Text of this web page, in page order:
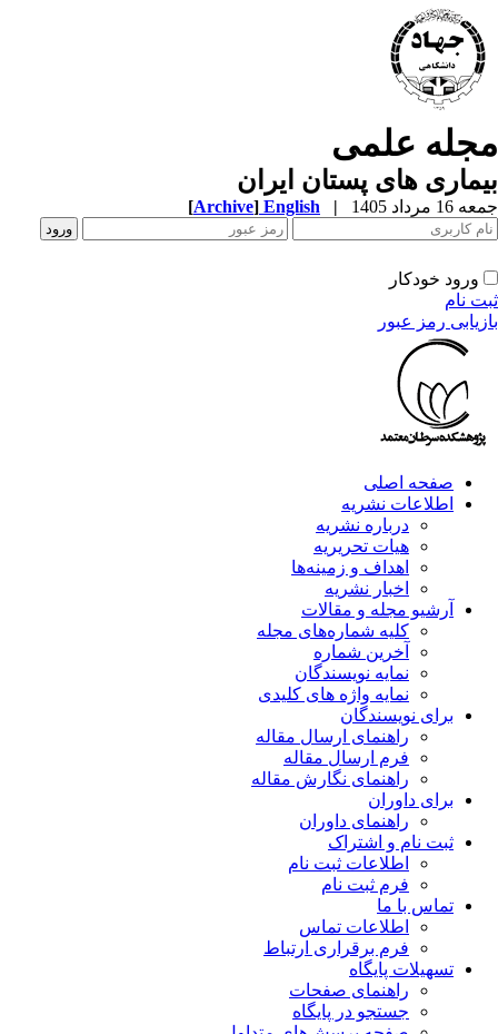
علمی
های پستان ایران
مرداد 1405 |
English
[Archive]
ورود خودکار
نام
رمز عبور
صفحه اصلی
اطلاعات نشریه
درباره نشریه
هیات تحریریه
اهداف و زمینه‌ها
اخبار نشریه
آرشیو مجله و مقالات
کلیه شماره‌های مجله
آخرین شماره
نمایه نویسندگان
نمایه واژه های کلیدی
برای نویسندگان
راهنمای ارسال مقاله
فرم ارسال مقاله
راهنمای نگارش مقاله
برای داوران
راهنمای داوران
ثبت نام و اشتراک
اطلاعات ثبت نام
فرم ثبت نام
تماس با ما
اطلاعات تماس
فرم برقراری ارتباط
تسهیلات پایگاه
راهنمای صفحات
جستجو در پایگاه